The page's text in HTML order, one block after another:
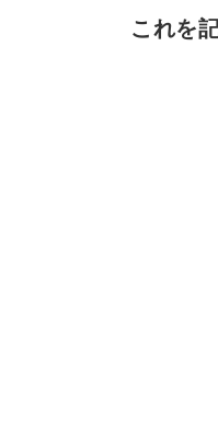
これを